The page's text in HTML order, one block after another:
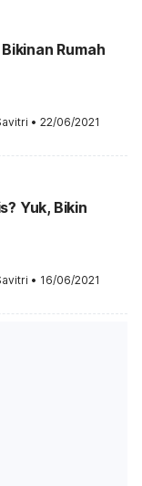
Rumah
• 22/06/2021
Yuk, Bikin
• 16/06/2021